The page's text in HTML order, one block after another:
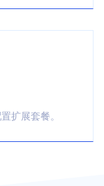
扩展套餐。